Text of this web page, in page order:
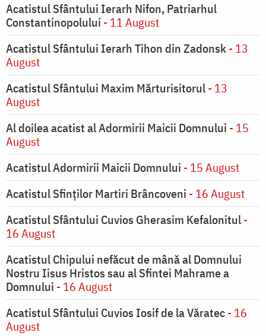
Acatistul Sfântului Ierarh Nifon, Patriarhul
Constantinopolului - 11 August
Acatistul Sfântului Ierarh Tihon din Zadonsk- 13
August
Acatistul Sfântului Maxim Mărturisitorul- 13
August
Al doilea acatist al Adormirii Maicii Domnului - 15
August
Acatistul Adormirii Maicii Domnului - 15 August
Acatistul Sfinților Martiri Brâncoveni - 16 August
Acatistul Sfântului Cuvios Gherasim Kefalonitul-
16 August
Acatistul Chipului nefăcut de mână al Domnului
Nostru Iisus Hristos sau al Sfintei Mahrame a
Domnului - 16 August
Acatistul Sfântului Cuvios Iosif de la Văratec- 16
August